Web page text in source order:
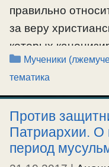
Исторические
Ограниченное
Бога. О много-
Информационная
заблуждения
#библия,#вера ,#душа
#нравственность
#справедливость
правильно
за веру
которых
Родионов
его сделали
протестанты
И вообще
О.Серафим:
судится по тому,
Рубрики
Мученики
тематика
Против
Патриархии. О
период